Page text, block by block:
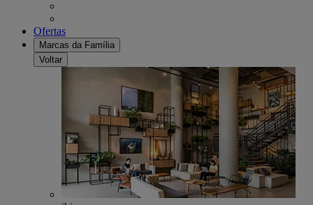
Ofertas
Marcas da Família
Voltar